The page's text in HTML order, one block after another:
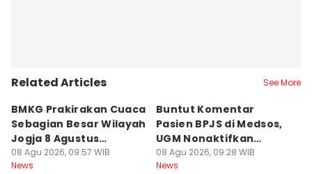
Related Articles See More
BMKG Prakirakan Cuaca
Sebagian Besar Wilayah
Jogja 8 Agustus
Berawan
08 Agu 2026, 09:57 WIB
News
Buntut Komentar
Pasien BPJS di Medsos,
UGM Nonaktifkan
Dokter PPDS
08 Agu 2026, 09:28 WIB
News